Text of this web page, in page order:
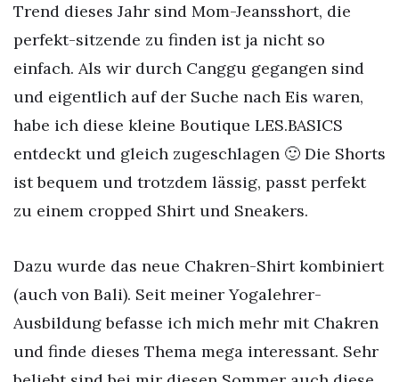
Trend dieses Jahr sind Mom-Jeansshort, die
perfekt-sitzende zu finden ist ja nicht so
einfach. Als wir durch Canggu gegangen sind
und eigentlich auf der Suche nach Eis waren,
habe ich diese kleine Boutique LES.BASICS
entdeckt und gleich zugeschlagen 🙂 Die Shorts
ist bequem und trotzdem lässig, passt perfekt
zu einem cropped Shirt und Sneakers.
Dazu wurde das neue Chakren-Shirt kombiniert
(auch von Bali). Seit meiner Yogalehrer-
Ausbildung befasse ich mich mehr mit Chakren
und finde dieses Thema mega interessant. Sehr